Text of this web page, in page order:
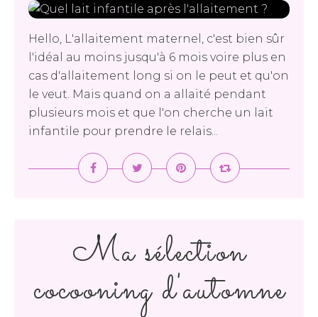
Hello, L'allaitement maternel, c'est bien sûr
l'idéal au moins jusqu'à 6 mois voire plus en
cas d'allaitement long si on le peut et qu'on
le veut. Mais quand on a allaité pendant
plusieurs mois et que l'on cherche un lait
infantile pour prendre le relais...
Ma sélection
cocooning d'automne